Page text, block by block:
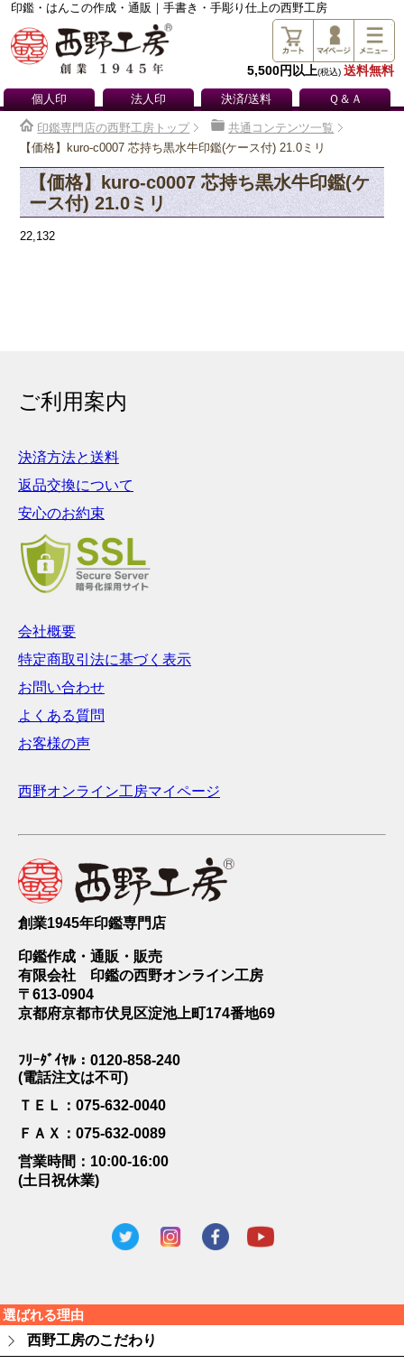
印鑑・はんこの作成・通販｜手書き・手彫り仕上の西野工房
5,500円以上(税込) 送料無料
個人印 法人印 決済/送料 Ｑ＆Ａ
印鑑専門店の西野工房トップ
共通コンテンツ一覧
【価格】kuro-c0007 芯持ち黒水牛印鑑(ケース付) 21.0ミリ
【価格】kuro-c0007 芯持ち黒水牛印鑑(ケ
ース付) 21.0ミリ
22,132
ご利用案内
決済方法と送料
返品交換について
安心のお約束
会社概要
特定商取引法に基づく表示
お問い合わせ
よくある質問
お客様の声
西野オンライン工房マイページ
創業1945年印鑑専門店
印鑑作成・通販・販売
有限会社 印鑑の西野オンライン工房
〒613-0904
京都府京都市伏見区淀池上町174番地69
ﾌﾘｰﾀﾞｲﾔﾙ：0120-858-240
(電話注文は不可)
ＴＥＬ：075-632-0040
ＦＡＸ：075-632-0089
営業時間：10:00-16:00
(土日祝休業)
選ばれる理由
西野工房のこだわり